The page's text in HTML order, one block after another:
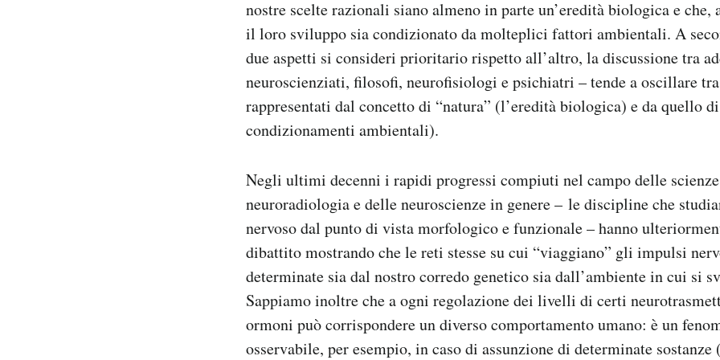
nostre scelte razionali siano almeno in parte un’eredità biologica e che,
il loro sviluppo sia condizionato da molteplici fattori ambientali. A
due aspetti si consideri prioritario rispetto all’altro, la discussione tra
neuroscienziati, filosofi, neurofisiologi e psichiatri – tende a oscillare
rappresentati dal concetto di “natura” (l’eredità biologica) e da quello
condizionamenti ambientali).
Negli ultimi decenni i rapidi progressi compiuti nel campo delle
neuroradiologia e delle neuroscienze in genere – le discipline che
nervoso dal punto di vista morfologico e funzionale – hanno
dibattito mostrando che le reti stesse su cui “viaggiano” gli impulsi
determinate sia dal nostro corredo genetico sia dall’ambiente in cui si
Sappiamo inoltre che a ogni regolazione dei livelli di certi
ormoni può corrispondere un diverso comportamento umano: è un
osservabile, per esempio, in caso di assunzione di determinate